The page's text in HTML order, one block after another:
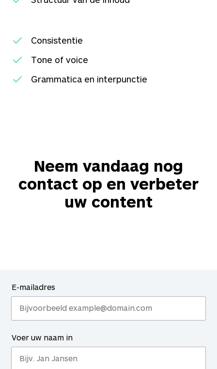
Consistentie
Tone of voice
Grammatica en interpunctie
Neem vandaag nog
contact op en verbeter
uw content
E-mailadres
Voer uw naam in